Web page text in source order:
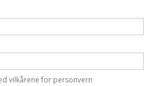
vilkårene for personvern